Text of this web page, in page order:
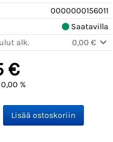
0000000156011
Saatavilla
alk.
0,00 €
€
%